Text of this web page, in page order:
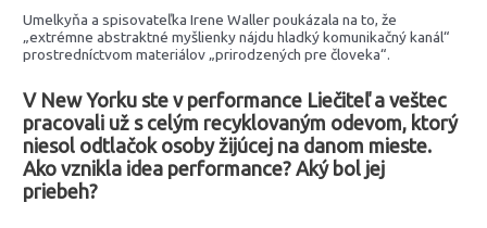
Umelkyňa a spisovateľka Irene Waller poukázala na to, že
„extrémne abstraktné myšlienky nájdu hladký komunikačný kanál“
prostredníctvom materiálov „prirodzených pre človeka“.
V New Yorku ste v performance Liečiteľ a veštec
pracovali už s celým recyklovaným odevom, ktorý
niesol odtlačok osoby žijúcej na danom mieste.
Ako vznikla idea performance? Aký bol jej
priebeh?